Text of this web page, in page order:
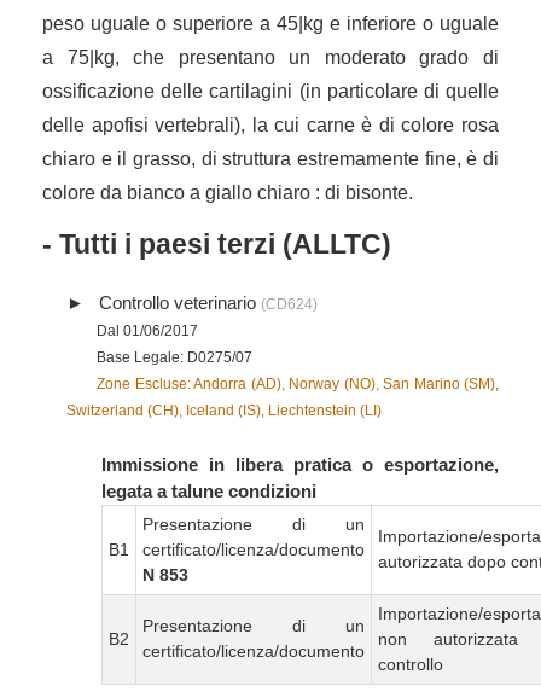
peso uguale o superiore a 45|kg e inferiore o uguale
a 75|kg, che presentano un moderato grado di
ossificazione delle cartilagini (in particolare di quelle
delle apofisi vertebrali), la cui carne è di colore rosa
chiaro e il grasso, di struttura estremamente fine, è di
colore da bianco a giallo chiaro : di bisonte.
- Tutti i paesi terzi (ALLTC)
Controllo veterinario (CD624)
Dal 01/06/2017
Base Legale: D0275/07
Zone Escluse: Andorra (AD), Norway (NO), San Marino (SM),
Switzerland (CH), Iceland (IS), Liechtenstein (LI)
Immissione in libera pratica o esportazione,
legata a talune condizioni
B1
Presentazione di un
certificato/licenza/documento
N 853
Importazione/
autorizzata dopo
B2
Presentazione di un
certificato/licenza/documento
Importazione/
non autorizzata
controllo